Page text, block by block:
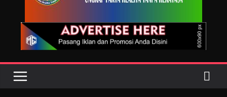
Tenaga Teknologi Laboratorium Medik
Sebenarnya Sedang Melindungi Siapa?